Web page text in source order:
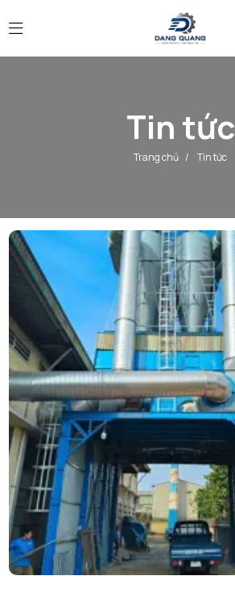
Tin tức
Trang chủ / Tin tức